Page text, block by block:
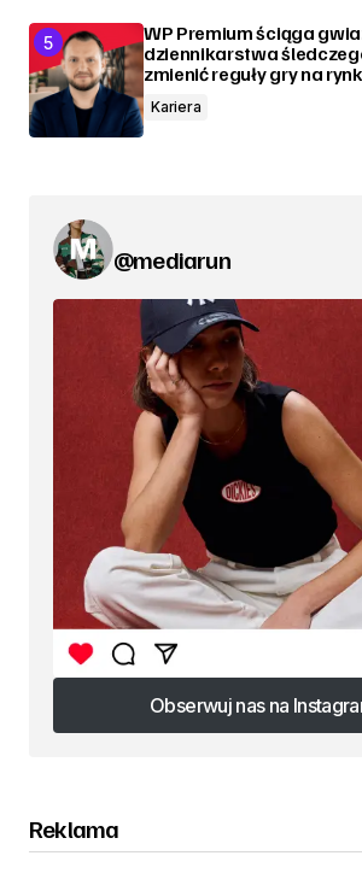
WP Premium ściąga
dziennikarstwa
zmienić reguły gry na
Kariera
@mediarun
Obserwuj nas na
Obserwuj nas na
Reklama